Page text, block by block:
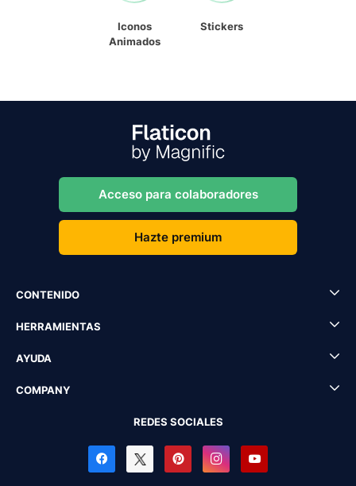
Iconos
Animados
Stickers
Acceso para colaboradores
Hazte premium
CONTENIDO
HERRAMIENTAS
AYUDA
COMPANY
REDES SOCIALES